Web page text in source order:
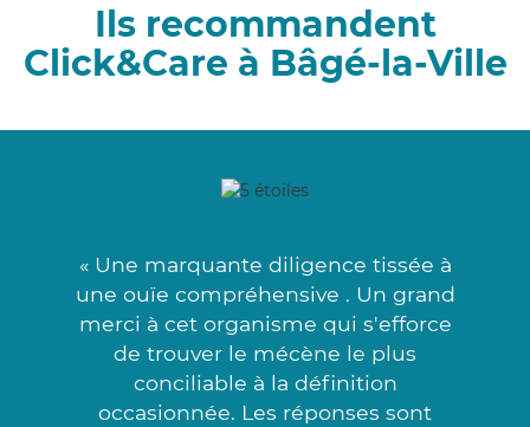
Ils recommandent
Click&Care à Bâgé-la-Ville
« Une marquante diligence tissée à
une ouïe compréhensive . Un grand
merci à cet organisme qui s'efforce
de trouver le mécène le plus
conciliable à la définition
occasionnée. Les réponses sont